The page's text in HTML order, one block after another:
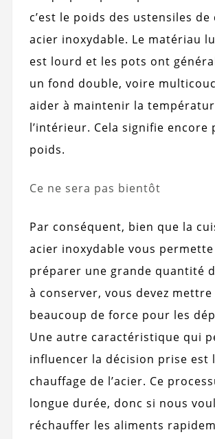
c’est le poids des ustensiles de
acier inoxydable. Le matériau
est lourd et les pots ont
un fond double, voire
aider à maintenir la
l’intérieur. Cela signifie encore
poids.
Ce ne sera pas bientôt
Par conséquent, bien que la
acier inoxydable vous
préparer une grande quantité
à conserver, vous devez mettre
beaucoup de force pour les
Une autre caractéristique qui
influencer la décision prise est
chauffage de l’acier. Ce
longue durée, donc si nous
réchauffer les aliments